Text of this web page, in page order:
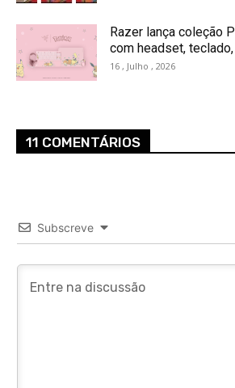
Razer lança coleção
com headset, teclado,
16 , Julho , 2026
11 COMENTÁRIOS
Subscreve